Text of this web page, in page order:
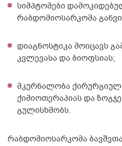
სიმპტომები
რაბდომიოსარკომა
დიაგნოსტიკა მოიცავს
კვლევასა და ბიოფსიას;
მკურნალობა ქირურგიულ
ქიმიოთერაპიას და
გულისხმობს.
რაბდომიოსარკომა ბავშვთა